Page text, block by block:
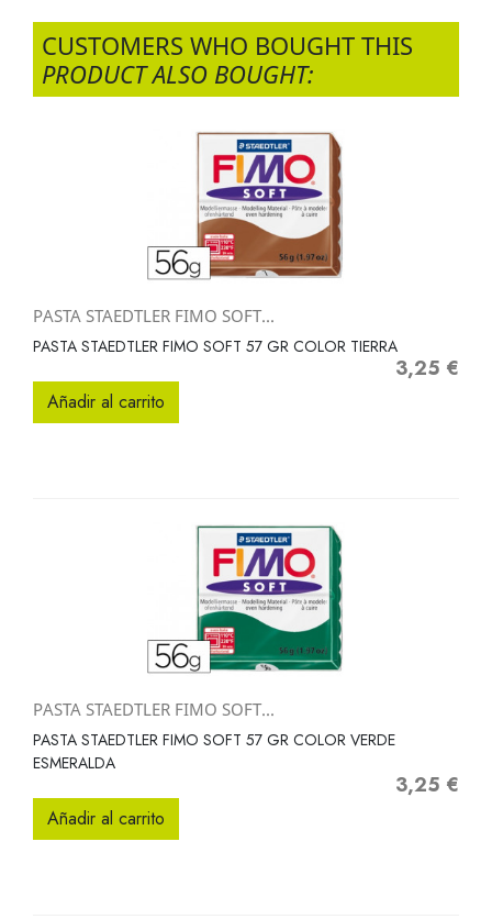
CUSTOMERS WHO BOUGHT THIS
PRODUCT ALSO BOUGHT:
PASTA STAEDTLER FIMO SOFT...
PASTA STAEDTLER FIMO SOFT 57 GR COLOR TIERRA
Precio
3,25 €
Añadir al carrito
PASTA STAEDTLER FIMO SOFT...
PASTA STAEDTLER FIMO SOFT 57 GR COLOR VERDE
ESMERALDA
Precio
3,25 €
Añadir al carrito